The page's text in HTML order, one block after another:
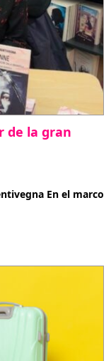
de la gran
En el marco